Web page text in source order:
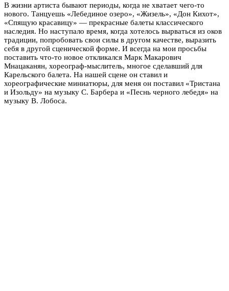
В жизни артиста бывают периоды, когда не хватает чего-то
нового. Танцуешь «Лебединое озеро», «Жизель», «Дон Кихот»,
«Спящую красавицу» — прекрасные балеты классического
наследия. Но наступало время, когда хотелось вырваться из оков
традиции, попробовать свои силы в другом качестве, выразить
себя в другой сценической форме. И всегда на мои просьбы
поставить что-то новое откликался Марк Макарович
Мнацаканян, хореограф-мыслитель, многое сделавший для
Карельского балета. На нашей сцене он ставил и
хореографические миниатюры, для меня он поставил «Тристана
и Изольду» на музыку С. Барбера и «Песнь черного лебедя» на
музыку В. Лобоса.